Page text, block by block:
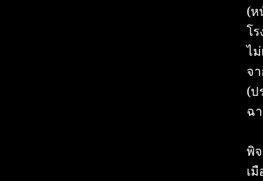
(ห
โ
ไ
จ
(ป
ฉ
พิ
เ